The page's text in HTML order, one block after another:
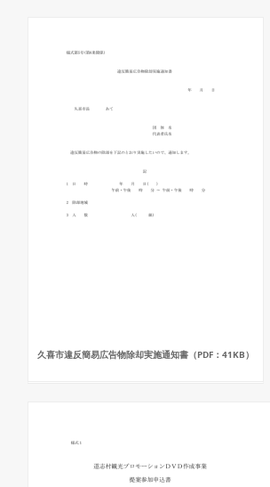
久喜市違反簡易広告物除却実施通知書（PDF：41KB）